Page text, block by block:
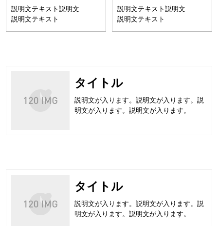
説明文テキスト説明文
説明文テキスト
説明文テキスト説明文
説明文テキスト
タイトル
説明文が入ります。説明文が入ります。説
明文が入ります。説明文が入ります。
タイトル
説明文が入ります。説明文が入ります。説
明文が入ります。説明文が入ります。